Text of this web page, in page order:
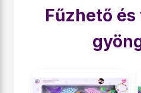
Fűzhető